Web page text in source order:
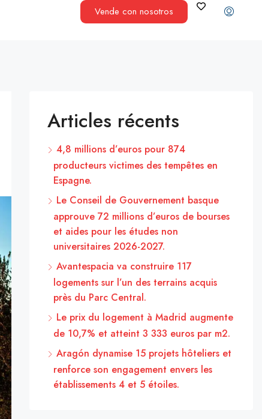
Vende con nosotros
Articles récents
4,8 millions d’euros pour 874
producteurs victimes des tempêtes en
Espagne.
Le Conseil de Gouvernement basque
approuve 72 millions d’euros de bourses
et aides pour les études non
universitaires 2026-2027.
Avantespacia va construire 117
logements sur l’un des terrains acquis
près du Parc Central.
Le prix du logement à Madrid augmente
de 10,7% et atteint 3 333 euros par m2.
Aragón dynamise 15 projets hôteliers et
renforce son engagement envers les
établissements 4 et 5 étoiles.